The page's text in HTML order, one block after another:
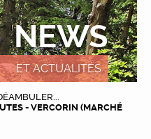
NEWS
ET ACTUALITÉS
- VERCORIN (MARCHÉ